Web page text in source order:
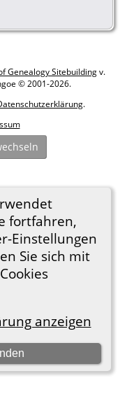
fortfahren,
Einstellungen
Sie sich mit
anzeigen
Genealogy Sitebuildingv.
© 2001-2026.
.